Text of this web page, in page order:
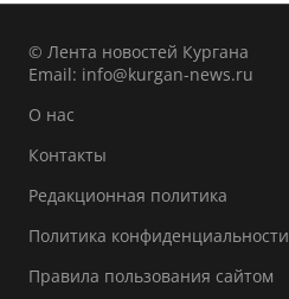
© Лента новостей Кургана
Email: info@kurgan-news.ru
О нас
Контакты
Редакционная политика
Политика конфиденциальности
Правила пользования сайтом